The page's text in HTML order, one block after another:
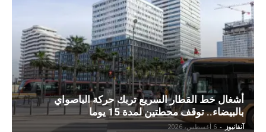
أشغال خط القطار السريع تربك حركة الباصواي
بالبيضاء.. توقف محطتين لمدة 15 يوما
آنفانيوز - 6 أغسطس، 2026